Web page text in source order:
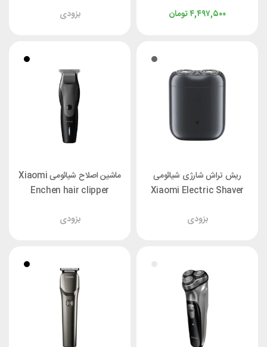
تومان۴,۴۹۷,۵۰۰
بزودی
ریش تراش شارژی شیائومی
Xiaomi Electric Shaver
بزودی
ماشین اصلاح شیائومی Xiaomi
Enchen hair clipper
بزودی